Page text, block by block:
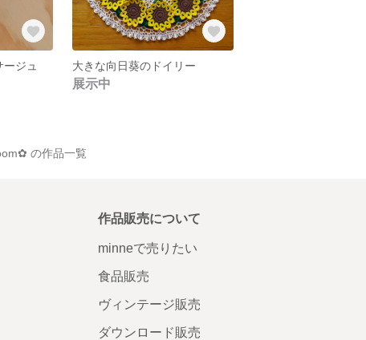
ジュ 大きな向日葵のドイリー
展示中
の作品一覧
作品販売について
minneで売りたい
食品販売
ヴィンテージ販売
ダウンロード販売